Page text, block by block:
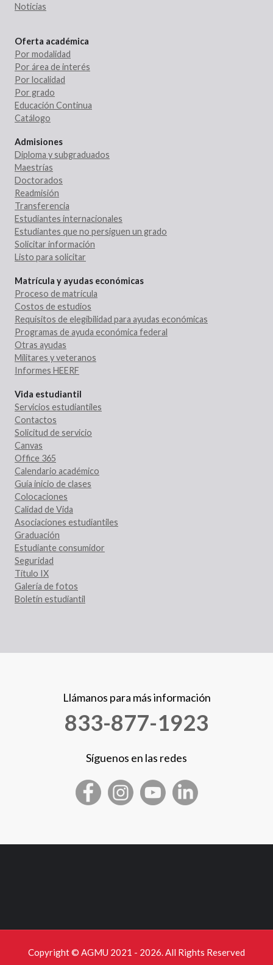
Noticias
Oferta académica
Por modalidad
Por área de interés
Por localidad
Por grado
Educación Continua
Catálogo
Admisiones
Diploma y subgraduados
Maestrías
Doctorados
Readmisión
Transferencia
Estudiantes internacionales
Estudiantes que no persiguen un grado
Solicitar información
Listo para solicitar
Matrícula y ayudas económicas
Proceso de matrícula
Costos de estudios
Requisitos de elegibilidad para ayudas económicas
Programas de ayuda económica federal
Otras ayudas
Militares y veteranos
Informes HEERF
Vida estudiantil
Servicios estudiantiles
Contactos
Solicitud de servicio
Canvas
Office 365
Calendario académico
Guía inicio de clases
Colocaciones
Calidad de Vida
Asociaciones estudiantiles
Graduación
Estudiante consumidor
Seguridad
Título IX
Galería de fotos
Boletín estudiantil
Llámanos para más información
833-877-1923
Síguenos en las redes
Copyright © AGMU 2021 - 2026. All Rights Reserved